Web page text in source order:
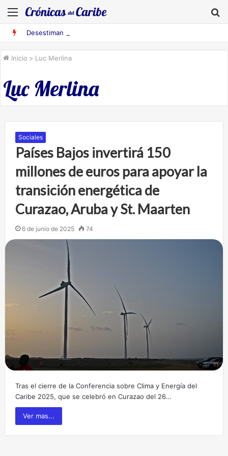
Menú
Inicio > Luc Merlina
Luc Merlina
Sociales
Países Bajos invertirá 150
millones de euros para apoyar la
transición energética de
Curazao, Aruba y St. Maarten
6 de junio de 2025 74
Tras el cierre de la Conferencia sobre Clima y Energía del
Caribe 2025, que se celebró en Curazao del 26…
Ver mas...